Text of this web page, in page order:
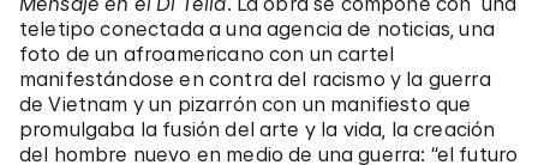
teletipo conectada a una agencia de noticias, una
foto de un afroamericano con un cartel
manifestándose en contra del racismo y la guerra
de Vietnam y un pizarrón con un manifiesto que
promulgaba la fusión del arte y la vida, la creación
del hombre nuevo en medio de una guerra: “el futuro